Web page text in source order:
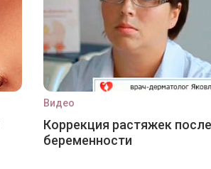
Видео
Коррекция растяжек после
беременности